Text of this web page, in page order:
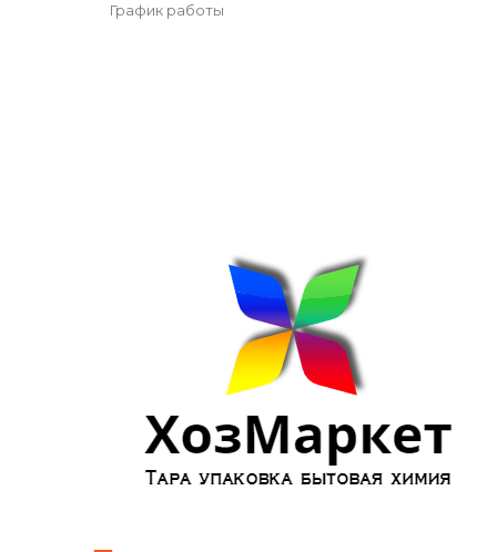
График работы